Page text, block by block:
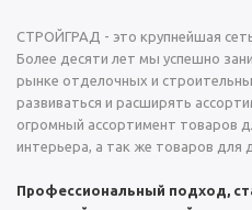
СТРОЙГРАД - это крупнейшая
Более десяти лет мы успешно
рынке отделочных и
развиваться и расширять
огромный ассортимент товаров
интерьера, а так же товаров для
Профессиональный подход,